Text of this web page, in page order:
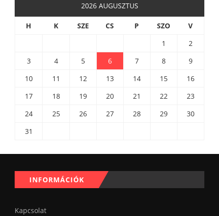
2026 AUGUSZTUS
H K SZE CS P SZO
V
1
2
3
4 5 6 7 8
9
10
11 12 13 14 15
16
17
18 19 20 21 22
23
24
25 26 27 28 29
30
31
INFORMÁCIÓK
Kapcsolat